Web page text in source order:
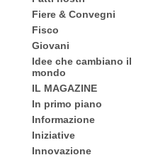
Fiere & Convegni
Fisco
Giovani
Idee che cambiano il
mondo
IL MAGAZINE
In primo piano
Informazione
Iniziative
Innovazione